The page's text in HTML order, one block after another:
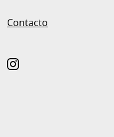
Contacto
instagram